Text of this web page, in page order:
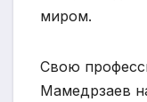
миром.
Свою
Мамедрзаев